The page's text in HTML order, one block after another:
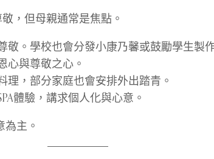
，但母親通常是焦點。
。學校也會分發小康乃馨或鼓勵學生製
心與尊敬之心。
理，部分家庭也會安排外出踏青。
體驗，講求個人化與心意。
主。